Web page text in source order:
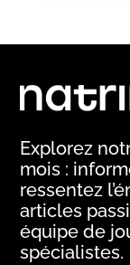
Explorez
mois :
ressentez
articles
équipe de
spécialistes.